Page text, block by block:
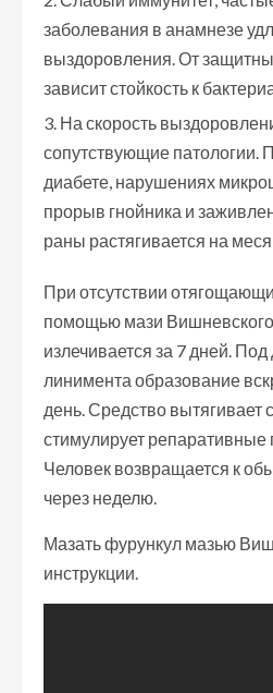
заболевания в анамнезе
выздоровления. От
зависит стойкость к
На скорость
сопутствующие патологии.
диабете, нарушениях
прорыв гнойника и
раны растягивается на
При отсутствии
помощью мази
излечивается за 7 дней.
линимента образование
день. Средство вытягивает
стимулирует репаративные
Человек возвращается к
через неделю.
Мазать фурункул мазью
инструкции.